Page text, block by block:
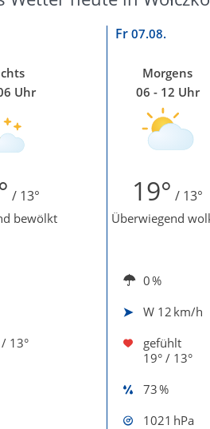
Fr 07.08.
Uhr
Morgens
06 - 12 Uhr
/ 13° 19° / 13°
bewölkt Überwiegend
0 %
W 12 km/h
13°
gefühlt
19° / 13°
73 %
1021 hPa